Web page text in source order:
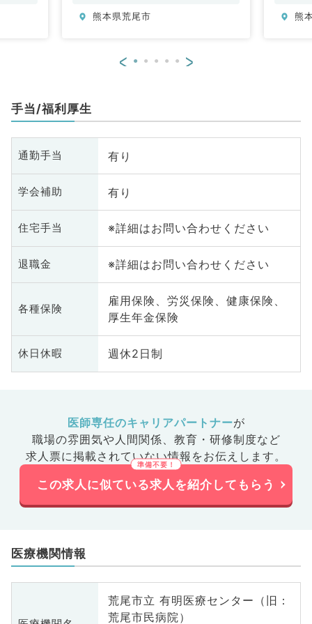
熊本県荒尾市
内
熊
< >
手当/福利厚生
通勤手当 有り
学会補助 有り
住宅手当 ※詳細はお問い合わせください
退職金 ※詳細はお問い合わせください
各種保険
雇用保険、労災保険、健康保険、
厚生年金保険
休日休暇 週休2日制
医師専任のキャリアパートナーが
職場の雰囲気や人間関係、 教育・研修制度など
求人票に掲載されていない情報をお伝えします。
この求人に似ている求人を紹介してもらう
医療機関情報
荒尾市立 有明医療センター（旧：
荒尾市民病院）